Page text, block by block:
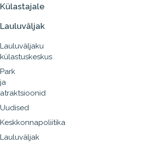
Külastajale
Lauluväljak
Lauluväljaku
külastuskeskus
Park
ja
atraktsioonid
Uudised
Keskkonnapoliitika
Lauluväljak